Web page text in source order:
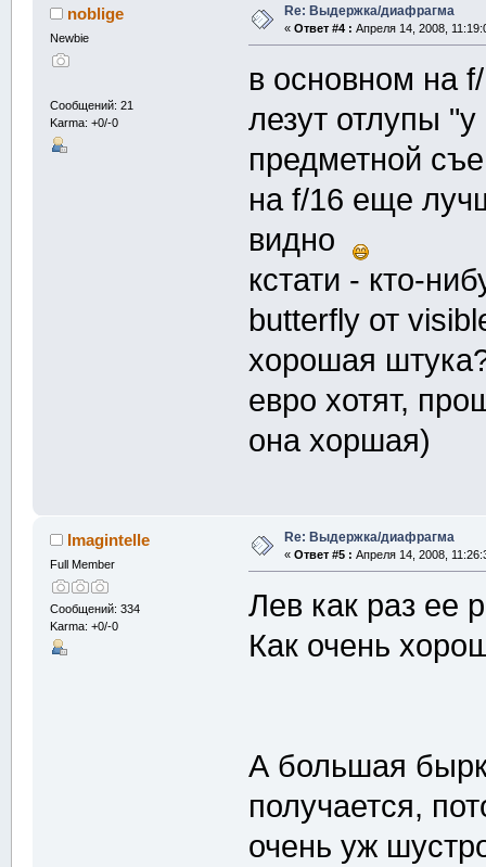
noblige
Newbie
Сообщений: 21
Karma: +0/-0
Re: Выдержка/диафрагма
« Ответ #4 : Апреля 14, 2008,
в основном на
лезут отлупы
предметной
на f/16 еще
видно
кстати - кто-
butterfly от
хорошая
евро хотят,
она хоршая)
Imagintelle
Full Member
Сообщений: 334
Karma: +0/-0
Re: Выдержка/диафрагма
« Ответ #5 : Апреля 14, 2008,
Лев как раз ее
Как очень
А большая
получается,
очень уж